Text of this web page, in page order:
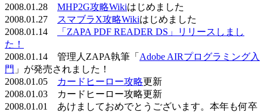
2008.01.28 MHP2G攻略Wikiはじめました
2008.01.27
スマブラX攻略Wikiはじめました
2008.01.14
「ZAPA PDF READER DS」リリースしまし
た！
2008.01.14 管理人ZAPA執筆「 Adobe AIRプログラミング入
門 」が発売されました！
2008.01.05
カードヒーロー攻略更新
2008.01.03 カードヒーロー攻略更新
2008.01.01 あけましておめでとうございます。本年も何卒